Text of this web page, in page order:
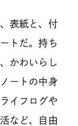
表紙と、付
トだ。持ち
かわいらし
ートの中身
イフログや
など、自由